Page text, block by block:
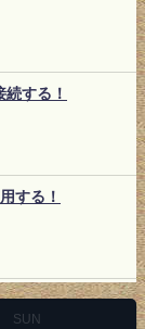
する！
する！
SUN